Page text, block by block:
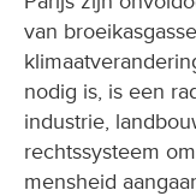
van
nodig is, is een
industrie,
rechtssysteem
mensheid